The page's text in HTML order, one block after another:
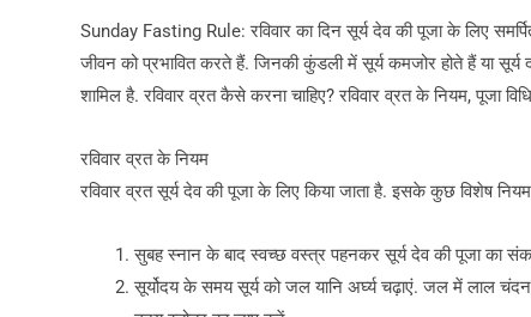
Sunday Fasting Rule: रविवार का दिन सूर्य देव की पूजा के लिए
जीवन को प्रभावित करते हैं. जिनकी कुंडली में सूर्य कमजोर होते हैं या सूर्य
शामिल है. रविवार व्रत कैसे करना चाहिए? रविवार व्रत के नियम, पूजा
रविवार व्रत के नियम
रविवार व्रत सूर्य देव की पूजा के लिए किया जाता है. इसके कुछ विशेष
सुबह स्नान के बाद स्वच्छ वस्त्र पहनकर सूर्य देव की पूजा का
सूर्योदय के समय सूर्य को जल यानि अर्घ्य चढ़ाएं. जल में लाल